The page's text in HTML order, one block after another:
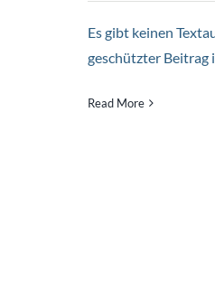
Es gibt keinen
geschützter Beitrag
Read More
AI